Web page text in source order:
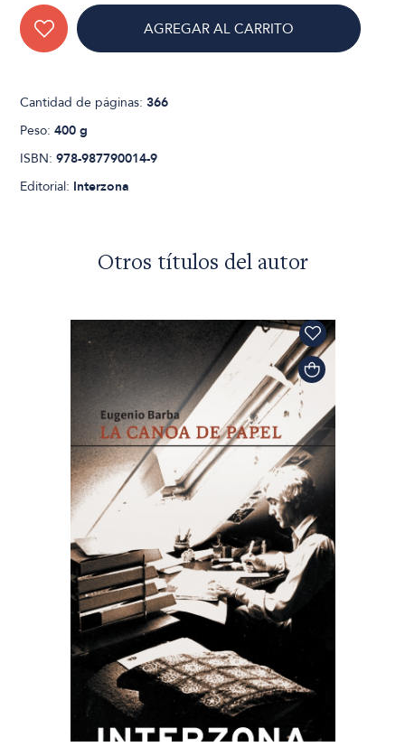
AGREGAR AL CARRITO
Cantidad de páginas:366
Peso:400 g
ISBN:978-987790014-9
Editorial: Interzona
Otros títulos del autor